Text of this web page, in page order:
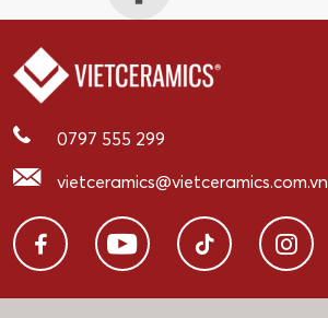
0797 555 299
vietceramics@vietceramics.com.vn